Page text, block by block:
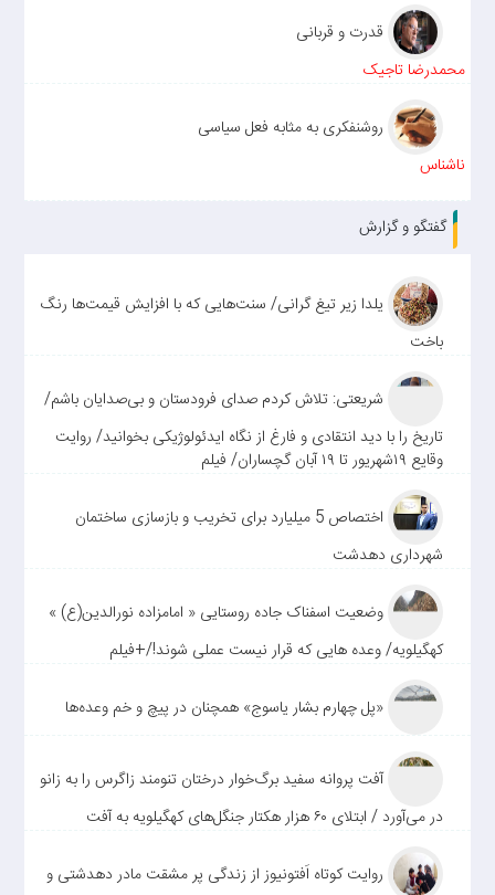
قدرت و قربانی
محمدرضا تاجیک
روشنفکری به مثابه فعل سیاسی
ناشناس
گفتگو و گزارش
یلدا زیر تیغ گرانی/ سنت‌هایی که با افزایش قیمت‌ها رنگ
باخت
شریعتی: تلاش کردم صدای فرودستان و بی‌صدایان باشم/
تاریخ را با دید انتقادی و فارغ از نگاه ایدئولوژیکی بخوانید/ روایت
وقایع ۱۹شهریور تا ۱۹ آبان گچساران/ فیلم
اختصاص 5 میلیارد برای تخریب و بازسازی ساختمان
شهرداری دهدشت
وضعیت اسفناک جاده روستایی « امامزاده نورالدین(ع) »
کهگیلویه/ وعده هایی که قرار نیست عملی شوند!/+فیلم
«پل چهارم بشار یاسوج» همچنان در پیچ و خم وعده‌ها
آفت پروانه سفید برگ‌خوار درختان تنومند زاگرس را به زانو
در می‌آورد / ابتلای ۶۰ هزار هکتار جنگل‌های کهگیلویه به آفت
روایت کوتاه اَفتونیوز از زندگی پر مشقت مادر دهدشتی و